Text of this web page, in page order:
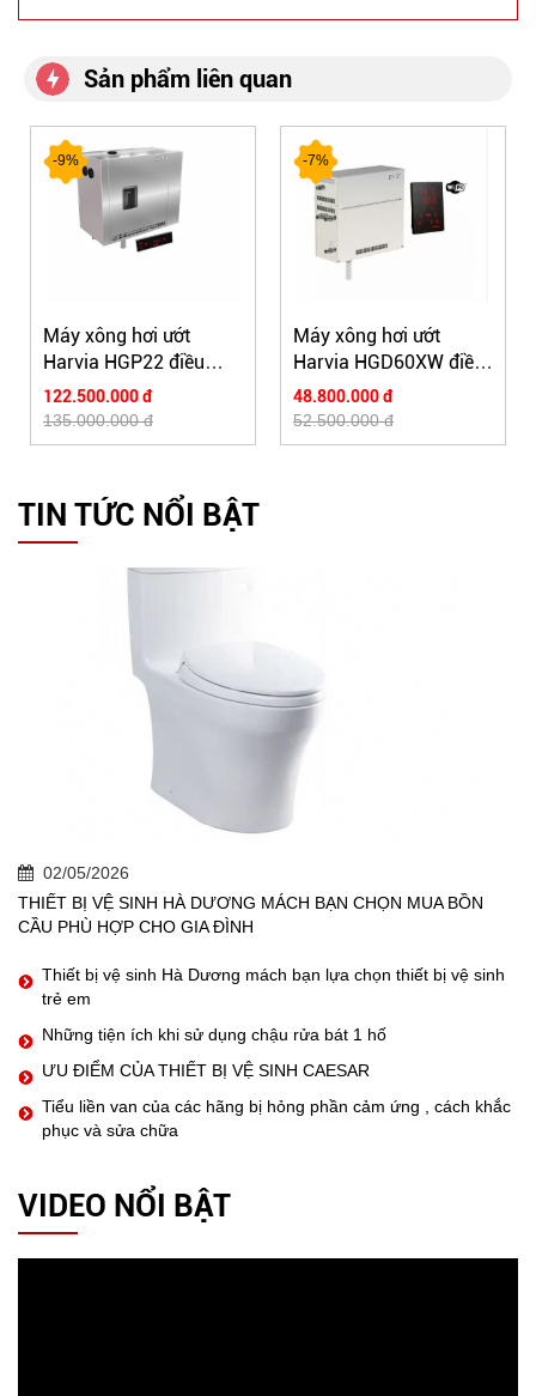
Sản phẩm liên quan
-9%
Máy xông hơi ướt
Harvia HGP22 điều
khiển cảm ứng,máy
xông hơi công suất lớn
122.500.000 đ
135.000.000 đ
-7%
Máy xông hơi ướt
Harvia HGD60XW điều
khiển wifi
48.800.000 đ
52.500.000 đ
TIN TỨC NỔI BẬT
02/05/2026
THIẾT BỊ VỆ SINH HÀ DƯƠNG MÁCH BẠN CHỌN MUA BỒN
CẦU PHÙ HỢP CHO GIA ĐÌNH
Thiết bị vệ sinh Hà Dương mách bạn lựa chọn thiết bị vệ sinh
trẻ em
Những tiện ích khi sử dụng chậu rửa bát 1 hố
ƯU ĐIỂM CỦA THIẾT BỊ VỆ SINH CAESAR
Tiểu liền van của các hãng bị hỏng phần cảm ứng , cách khắc
phục và sửa chữa
VIDEO NỔI BẬT